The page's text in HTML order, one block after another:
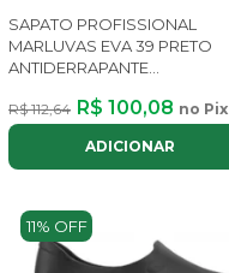
SAPATO PROFISSIONAL
MARLUVAS EVA 39 PRETO
ANTIDERRAPANTE
R$ 112,64 R$ 100,08 no Pix
ADICIONAR
11% OFF